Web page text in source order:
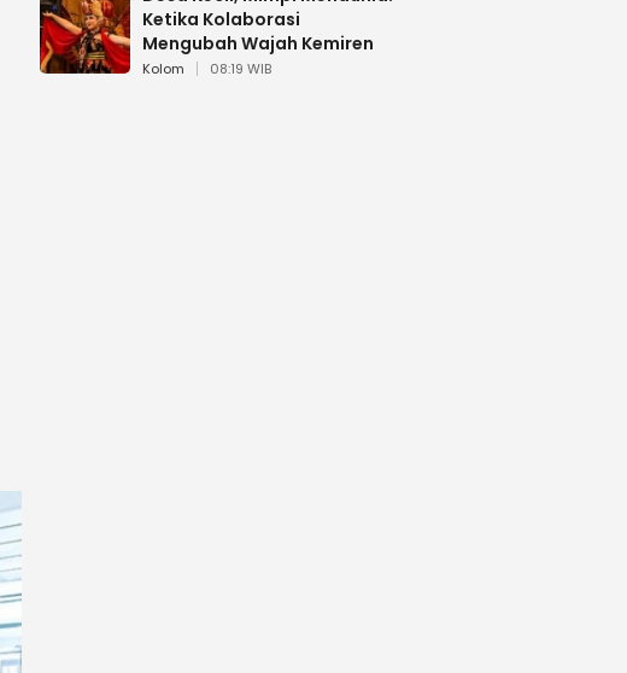
Ketika Kolaborasi
Mengubah Wajah Kemiren
Kolom 08:19 WIB